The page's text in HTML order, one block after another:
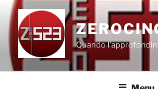
Salta
contenuto
Quando